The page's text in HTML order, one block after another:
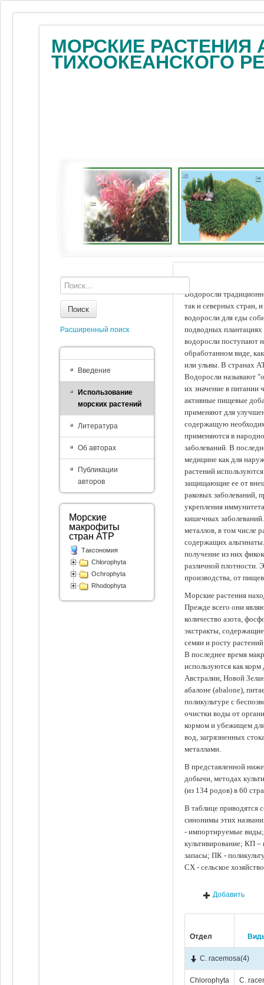
МОРСКИЕ РАСТЕНИЯ
ТИХООКЕАНСКОГО
Водоросли
так и северных стран,
водоросли для еды
подводных
водоросли поступают
обработанном виде,
или ульвы. В странах
Водоросли называют
их значение в питании
активные пищевые
применяют для
содержащую
применяются в
заболеваний. В
медицине как для
растений
защищающие ее от
раковых заболеваний,
укрепления
кишечных
металлов, в том числе
содержащих
получение из них
различной плотности.
производства, от
Морские растения
Прежде всего они
количество азота,
экстракты,
семян и росту
В последнее время
используются как
Австралии, Новой
абалоне (abalone),
поликультуре с
очистки воды от
кормом и убежищем
вод, загрязненных
металлами.
В представленной
добычи, методах
(из 134 родов) в 60
В таблице приводятся
синонимы этих
- импортируемые
культивирование; КП
запасы; ПК -
СХ - сельское
Добавить
Отдел
C. racemosa(4)
Chlorophyta C.
Поиск
Расширенный поиск
Введение
Использование
морских растений
Литература
Об авторах
Публикации
авторов
Морские
макрофиты
стран АТР
Таксономия
Chlorophyta
Ochrophyta
Rhodophyta